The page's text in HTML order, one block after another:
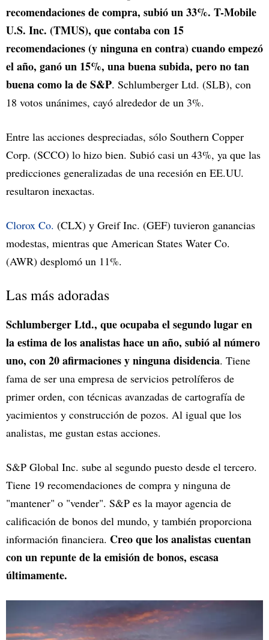
recomendaciones de compra, subió un 33%. T-Mobile
U.S. Inc. (TMUS), que contaba con 15
recomendaciones (y ninguna en contra) cuando empezó
el año, ganó un 15%, una buena subida, pero no tan
buena como la de S&P. Schlumberger Ltd. (SLB), con
18 votos unánimes, cayó alrededor de un 3%.
Entre las acciones despreciadas, sólo Southern Copper
Corp. (SCCO) lo hizo bien. Subió casi un 43%, ya que las
predicciones generalizadas de una recesión en EE.UU.
resultaron inexactas.
Clorox Co. (CLX) y Greif Inc. (GEF) tuvieron ganancias
modestas, mientras que American States Water Co.
(AWR) desplomó un 11%.
Las más adoradas
Schlumberger Ltd., que ocupaba el segundo lugar en
la estima de los analistas hace un año, subió al número
uno, con 20 afirmaciones y ninguna disidencia. Tiene
fama de ser una empresa de servicios petrolíferos de
primer orden, con técnicas avanzadas de cartografía de
yacimientos y construcción de pozos. Al igual que los
analistas, me gustan estas acciones.
S&P Global Inc. sube al segundo puesto desde el tercero.
Tiene 19 recomendaciones de compra y ninguna de
"mantener" o "vender". S&P es la mayor agencia de
calificación de bonos del mundo, y también proporciona
información financiera. Creo que los analistas cuentan
con un repunte de la emisión de bonos, escasa
últimamente.